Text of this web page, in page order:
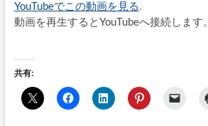
YouTubeでこの動画を見る.
動画を再生するとYouTubeへ接続します。
共有: